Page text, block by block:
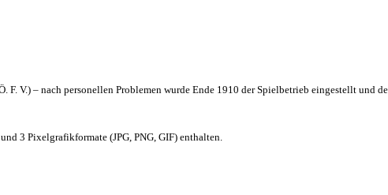
F. V.) – nach personellen Problemen wurde Ende 1910 der Spielbetrieb eingestellt und
3 Pixelgrafikformate (JPG, PNG, GIF) enthalten.